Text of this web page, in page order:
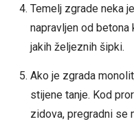
Temelj zgrade neka
napravljen od
jakih željeznih šipki.
Ako je zgrada
stijene tanje. Kod
zidova, pregradni se